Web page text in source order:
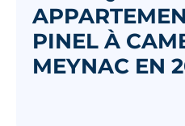
PINEL À
MEYNAC EN